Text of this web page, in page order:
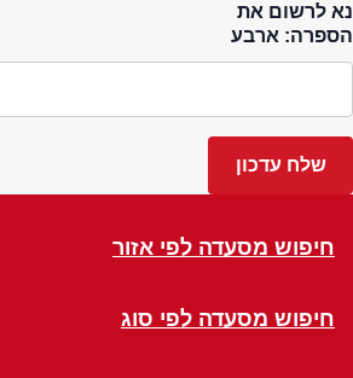
נא לרשום את
הספרה: ארבע
חיפוש מסעדה לפי אזור
חיפוש מסעדה לפי סוג